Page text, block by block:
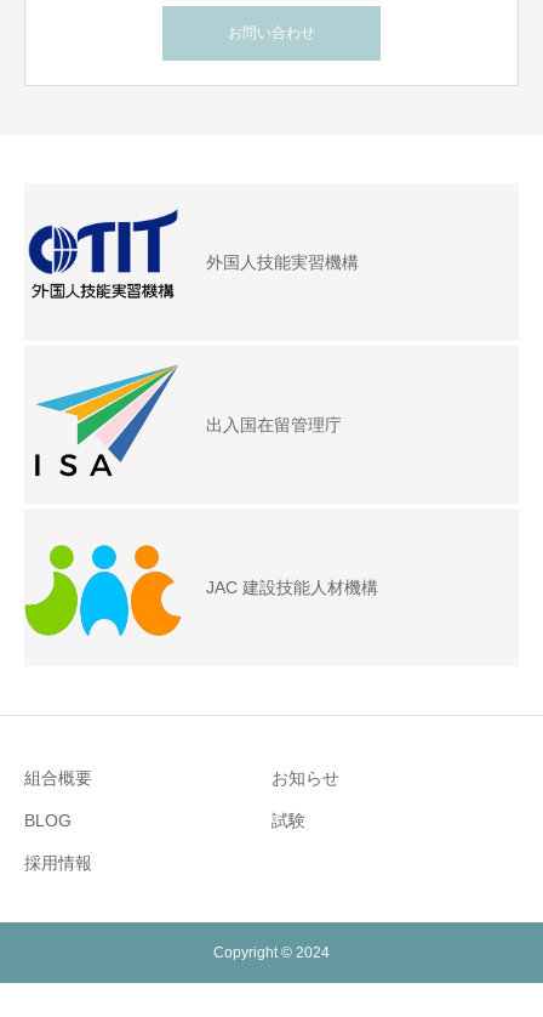
お問い合わせ
外国人技能実習機構
出入国在留管理庁
JAC 建設技能人材機構
組合概要 お知らせ
BLOG 試験
採用情報
Copyright © 2024